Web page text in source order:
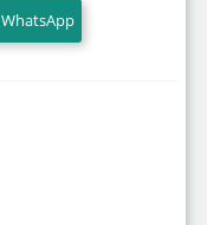
WhatsApp